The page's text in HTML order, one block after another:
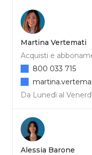
Martina Vertemati
Acquisti e
Da Lunedì al
800 033 715
Alessia Barone